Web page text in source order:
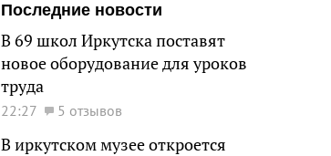
Последние новости
В 69 школ Иркутска поставят
новое оборудование для уроков
труда
22:27 5 отзывов
В иркутском музее откроется